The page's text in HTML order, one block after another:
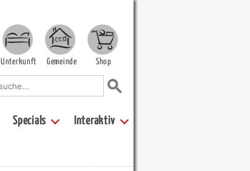
Unterkunft Gemeinde Shop
Specials Interaktiv